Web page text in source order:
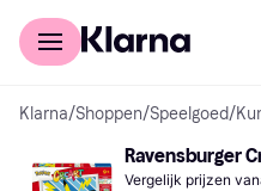
Voor shoppers
Klarna/Shoppen/Speelgoed/
Ravensburger
Vergelijk prijzen